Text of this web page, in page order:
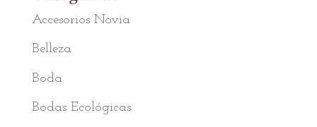
Accesorios Novia
Belleza
Boda
Bodas Ecológicas